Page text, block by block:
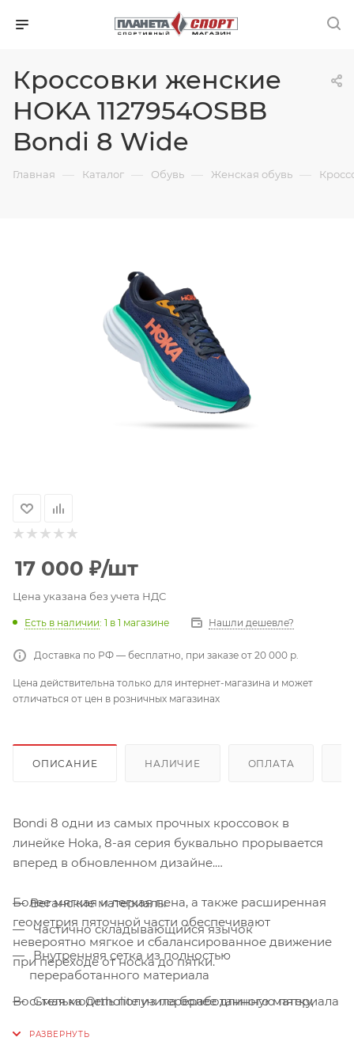
Кроссовки женские
HOKA 1127954OSBB
Bondi 8 Wide
Главная — Каталог — Обувь — Женская обувь —
17 000 ₽/шт
Цена указана без учета НДС
Есть в наличии: 1 в 1 магазине Нашли дешевле?
Доставка по РФ — бесплатно, при заказе от 20 000 р.
Цена действительна только для интернет-магазина и может
отличаться от цен в розничных магазинах
ОПИСАНИЕ НАЛИЧИЕ ОПЛАТА
Bondi 8 одни из самых прочных кроссовок в
линейке Hoka, 8-ая серия буквально прорывается
вперед в обновленном дизайне.
Более мягкая и легкая пена, а также расширенная
геометрия пяточной части обеспечивают
невероятно мягкое и сбалансированное движение
при переходе от носка до пятки.
Восьмая модель получила более длинную пятку,
Веганские материалы
Частично складывающийся язычок
переработанного материала
Стелька Ortholite из переработанного материала
Новая легкая эластичная пена